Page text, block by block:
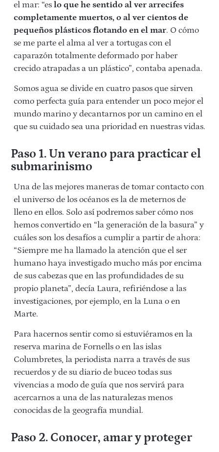
el mar: “es lo que he sentido al ver arrecifes
completamente muertos, o al ver cientos de
pequeños plásticos flotando en el mar. O cómo
se me parte el alma al ver a tortugas con el
caparazón totalmente deformado por haber
crecido atrapadas a un plástico”, contaba apenada.
Somos agua se divide en cuatro pasos que sirven
como perfecta guía para entender un poco mejor el
mundo marino y decantarnos por un camino en el
que su cuidado sea una prioridad en nuestras vidas.
Paso 1. Un verano para practicar el
submarinismo
Una de las mejores maneras de tomar contacto con
el universo de los océanos es la de meternos de
lleno en ellos. Solo así podremos saber cómo nos
hemos convertido en “la generación de la basura” y
cuáles son los desafíos a cumplir a partir de ahora:
“Siempre me ha llamado la atención que el ser
humano haya investigado mucho más por encima
de sus cabezas que en las profundidades de su
propio planeta”, decía Laura, refiriéndose a las
investigaciones, por ejemplo, en la Luna o en
Marte.
Para hacernos sentir como si estuviéramos en la
reserva marina de Fornells o en las islas
Columbretes, la periodista narra a través de sus
recuerdos y de su diario de buceo todas sus
vivencias a modo de guía que nos servirá para
acercarnos a una de las naturalezas menos
conocidas de la geografía mundial.
Paso 2. Conocer, amar y proteger